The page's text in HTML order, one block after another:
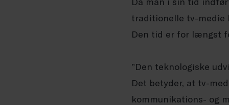
traditionelle tv-medie
Den tid er for længst
”Den teknologiske
Det betyder, at tv-
kommunikations- og